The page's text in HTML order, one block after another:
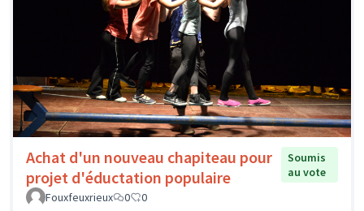
Achat d'un nouveau chapiteau pour
projet d'éductation populaire
Soumis
au vote
Fouxfeuxrieux
0 0